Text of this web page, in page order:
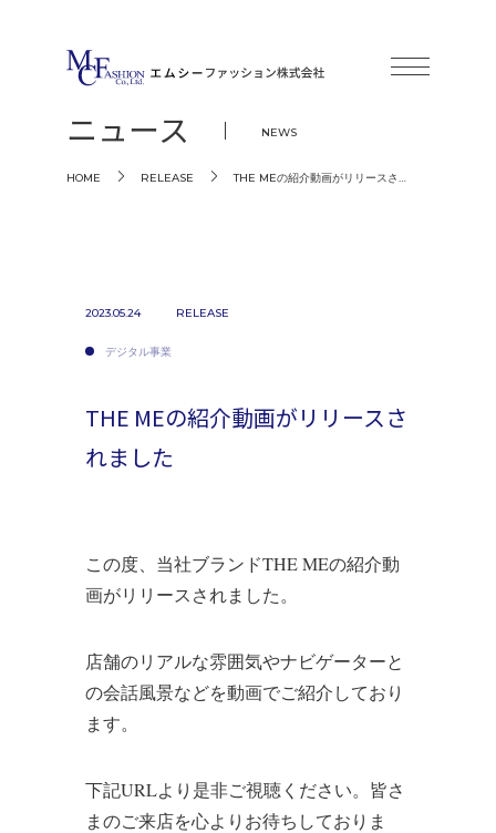
ニュース NEWS
HOME RELEASE THE MEの紹介動画がリリースさ…
2023.05.24 RELEASE
デジタル事業
THE MEの紹介動画がリリースさ
れました
この度、当社ブランドTHE MEの紹介動
画がリリースされました。
店舗のリアルな雰囲気やナビゲーターと
の会話風景などを動画でご紹介しており
ます。
下記URLより是非ご視聴ください。皆さ
まのご来店を心よりお待ちしておりま